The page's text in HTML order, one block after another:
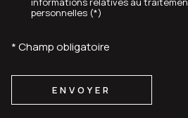
personnelles (*)
* Champ obligatoire
ENVOYER